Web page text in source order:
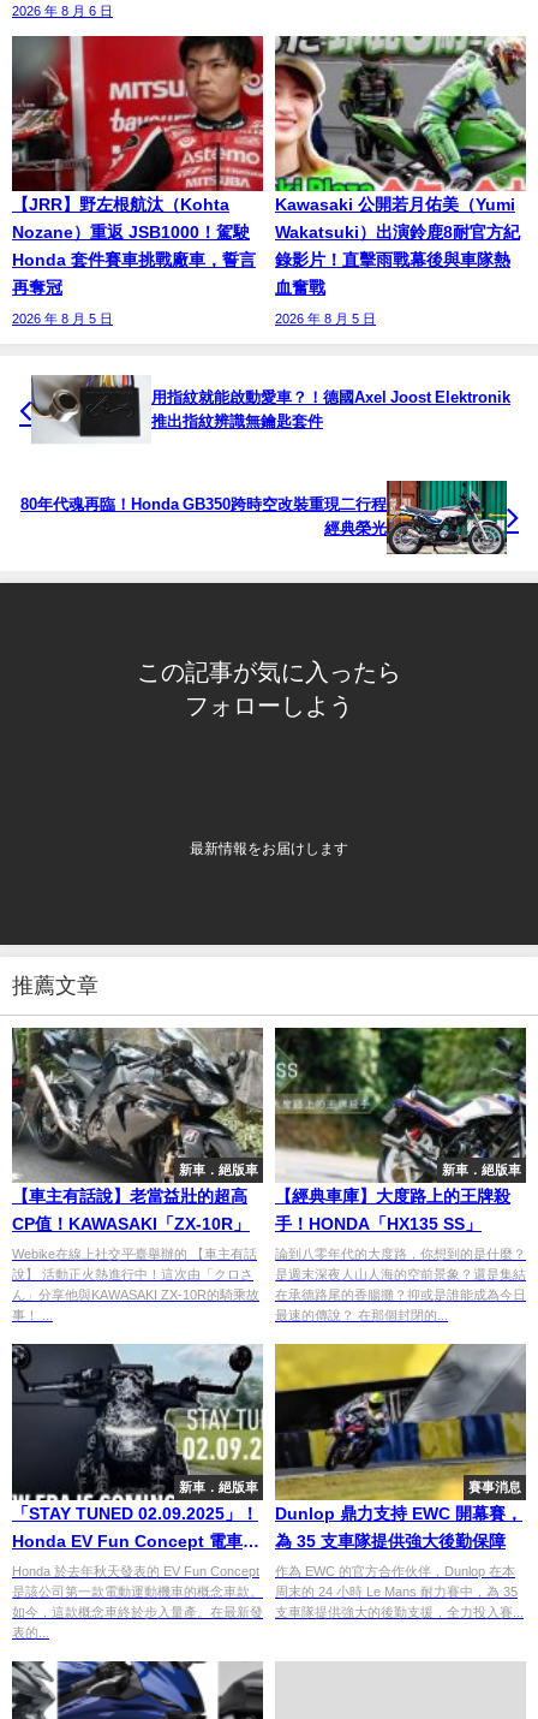
2026 年 8 月 6 日
【JRR】野左根航汰（Kohta
Nozane）重返 JSB1000！駕駛
Honda 套件賽車挑戰廠車，誓言
再奪冠
2026 年 8 月 5 日
Kawasaki 公開若月佑美（Yumi
Wakatsuki）出演鈴鹿8耐官方紀
錄影片！直擊雨戰幕後與車隊熱
血奮戰
2026 年 8 月 5 日
用指紋就能啟動愛車？！德國Axel Joost Elektronik
推出指紋辨識無鑰匙套件
80年代魂再臨！Honda GB350跨時空改裝重現二行程
經典榮光
この記事が気に入ったら
フォローしよう
最新情報をお届けします
推薦文章
新車．絕版車
【車主有話說】老當益壯的超高
CP值！KAWASAKI「ZX-10R」
Webike在線上社交平臺舉辦的 【車主有話
說】 活動正火熱進行中！這次由「クロさ
ん」分享他與KAWASAKI ZX-10R的騎乘故
事！ ...
新車．絕版車
【經典車庫】大度路上的王牌殺
手！HONDA「HX135 SS」
論到八零年代的大度路，你想到的是什麼？
是週末深夜人山人海的空前景象？還是集結
在承德路尾的香腸攤？抑或是誰能成為今日
最速的傳說？ 在那個封閉的...
新車．絕版車
「STAY TUNED 02.09.2025」！
Honda EV Fun Concept 電車量
產版預告釋出
Honda 於去年秋天發表的 EV Fun Concept
是該公司第一款電動運動機車的概念車款。
如今，這款概念車終於步入量產。在最新發
表的...
賽事消息
Dunlop 鼎力支持 EWC 開幕賽，
為 35 支車隊提供強大後勤保障
作為 EWC 的官方合作伙伴，Dunlop 在本
周末的 24 小時 Le Mans 耐力賽中，為 35
支車隊提供強大的後勤支援，全力投入賽...